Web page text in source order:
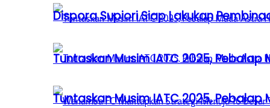
Tuntaskan Musim IATC 2025,
Dispora Supiori Siap Lakukan
Tuntaskan Musim IATC 2025,